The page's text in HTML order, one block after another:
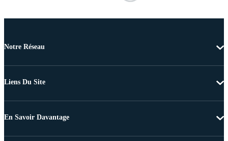
Notre Réseau
Liens Du Site
En Savoir Davantage